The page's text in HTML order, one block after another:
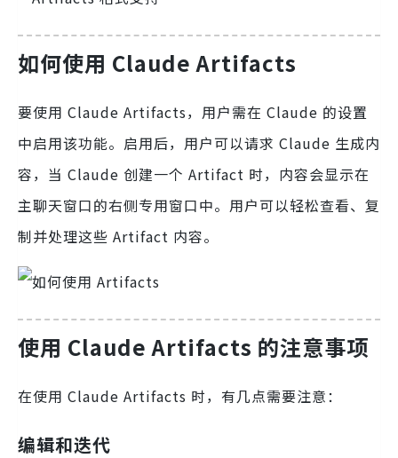
如何使用 Claude Artifacts
要使用 Claude Artifacts，用户需在 Claude 的设置
中启用该功能。启用后，用户可以请求 Claude 生成内
容，当 Claude 创建一个 Artifact 时，内容会显示在
主聊天窗口的右侧专用窗口中。用户可以轻松查看、复
制并处理这些 Artifact 内容。
使用 Claude Artifacts 的注意事项
在使用 Claude Artifacts 时，有几点需要注意：
编辑和迭代